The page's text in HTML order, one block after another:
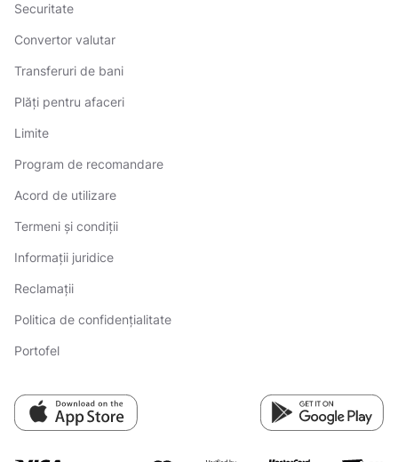
Securitate
Convertor valutar
Transferuri de bani
Plăți pentru afaceri
Limite
Program de recomandare
Acord de utilizare
Termeni și condiții
Informații juridice
Reclamații
Politica de confidențialitate
Portofel